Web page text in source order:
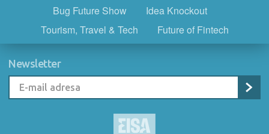
Bug Future Show
Idea Knockout
Tourism, Travel & Tech
Future of Fintech
Newsletter